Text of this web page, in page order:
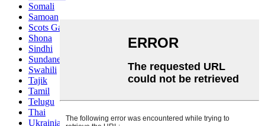
Somali
Samoan
Scots Gaelic
Shona
Sindhi
Sundanese
Swahili
Tajik
Tamil
Telugu
Thai
Ukrainian